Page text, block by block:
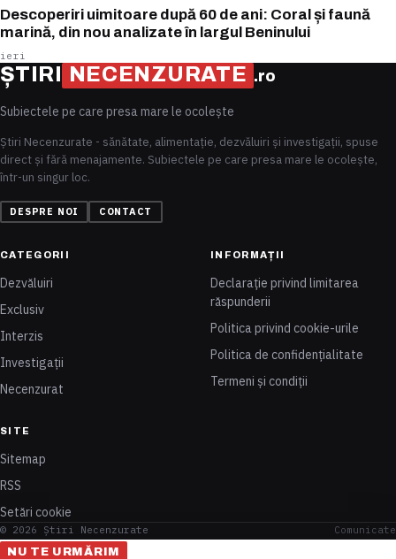
Descoperiri uimitoare după 60 de ani: Coral și faună
marină, din nou analizate în largul Beninului
ieri
ȘTIRI NECENZURATE .ro
Subiectele pe care presa mare le ocolește
Știri Necenzurate - sănătate, alimentație, dezvăluiri și investigații, spuse
direct și fără menajamente. Subiectele pe care presa mare le ocolește,
într-un singur loc.
DESPRE NOI CONTACT
CATEGORII
Dezvăluiri
Exclusiv
Interzis
Investigații
Necenzurat
INFORMAȚII
Declarație privind limitarea
răspunderii
Politica privind cookie-urile
Politica de confidențialitate
Termeni și condiții
SITE
Sitemap
RSS
Setări cookie
© 2026 Știri Necenzurate
Comunicate
NU TE URMĂRIM